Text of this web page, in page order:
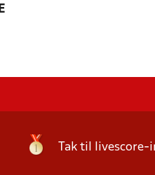
Tak til